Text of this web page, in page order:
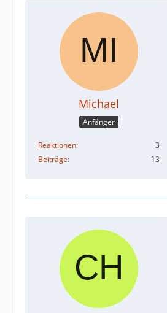
Michael
Anfänger
Reaktionen
3
Beiträge
13